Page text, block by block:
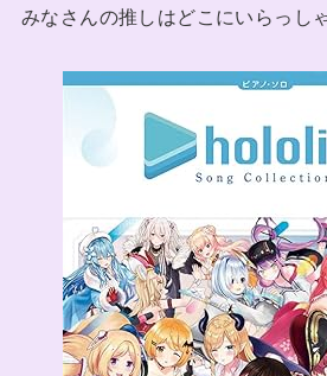
みなさんの推しはどこにいらっし